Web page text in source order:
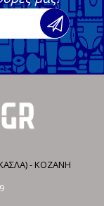
- ΚΟΖΑΝΗ